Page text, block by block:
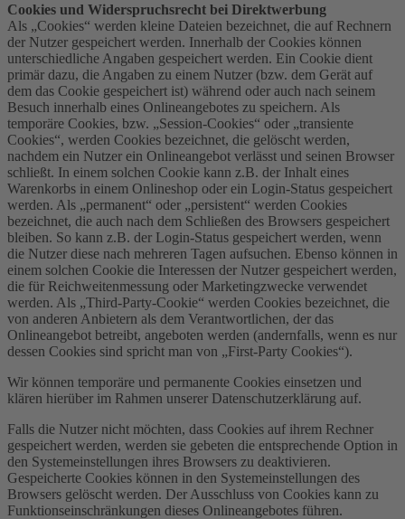
Cookies und Widerspruchsrecht bei Direktwerbung
Als „Cookies“ werden kleine Dateien bezeichnet, die auf Rechnern
der Nutzer gespeichert werden. Innerhalb der Cookies können
unterschiedliche Angaben gespeichert werden. Ein Cookie dient
primär dazu, die Angaben zu einem Nutzer (bzw. dem Gerät auf
dem das Cookie gespeichert ist) während oder auch nach seinem
Besuch innerhalb eines Onlineangebotes zu speichern. Als
temporäre Cookies, bzw. „Session-Cookies“ oder „transiente
Cookies“, werden Cookies bezeichnet, die gelöscht werden,
nachdem ein Nutzer ein Onlineangebot verlässt und seinen Browser
schließt. In einem solchen Cookie kann z.B. der Inhalt eines
Warenkorbs in einem Onlineshop oder ein Login-Status gespeichert
werden. Als „permanent“ oder „persistent“ werden Cookies
bezeichnet, die auch nach dem Schließen des Browsers gespeichert
bleiben. So kann z.B. der Login-Status gespeichert werden, wenn
die Nutzer diese nach mehreren Tagen aufsuchen. Ebenso können in
einem solchen Cookie die Interessen der Nutzer gespeichert werden,
die für Reichweitenmessung oder Marketingzwecke verwendet
werden. Als „Third-Party-Cookie“ werden Cookies bezeichnet, die
von anderen Anbietern als dem Verantwortlichen, der das
Onlineangebot betreibt, angeboten werden (andernfalls, wenn es nur
dessen Cookies sind spricht man von „First-Party Cookies“).
Wir können temporäre und permanente Cookies einsetzen und
klären hierüber im Rahmen unserer Datenschutzerklärung auf.
Falls die Nutzer nicht möchten, dass Cookies auf ihrem Rechner
gespeichert werden, werden sie gebeten die entsprechende Option in
den Systemeinstellungen ihres Browsers zu deaktivieren.
Gespeicherte Cookies können in den Systemeinstellungen des
Browsers gelöscht werden. Der Ausschluss von Cookies kann zu
Funktionseinschränkungen dieses Onlineangebotes führen.